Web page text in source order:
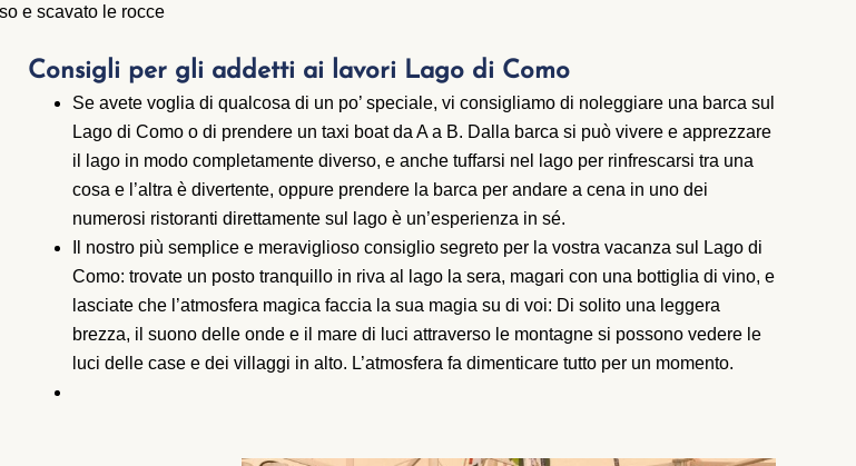
e scavato le rocce
Consigli per gli addetti ai lavori Lago di Como
Se avete voglia di qualcosa di un po’ speciale, vi consigliamo di noleggiare una barca sul
Lago di Como o di prendere un taxi boat da A a B. Dalla barca si può vivere e apprezzare
il lago in modo completamente diverso, e anche tuffarsi nel lago per rinfrescarsi tra una
cosa e l’altra è divertente, oppure prendere la barca per andare a cena in uno dei
numerosi ristoranti direttamente sul lago è un’esperienza in sé.
Il nostro più semplice e meraviglioso consiglio segreto per la vostra vacanza sul Lago di
Como: trovate un posto tranquillo in riva al lago la sera, magari con una bottiglia di vino, e
lasciate che l’atmosfera magica faccia la sua magia su di voi: Di solito una leggera
brezza, il suono delle onde e il mare di luci attraverso le montagne si possono vedere le
luci delle case e dei villaggi in alto. L’atmosfera fa dimenticare tutto per un momento.